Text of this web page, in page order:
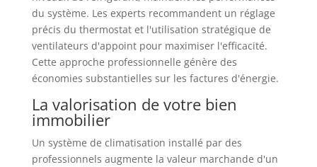
du système. Les experts recommandent un réglage
précis du thermostat et l'utilisation stratégique de
ventilateurs d'appoint pour maximiser l'efficacité.
Cette approche professionnelle génère des
économies substantielles sur les factures d'énergie.
La valorisation de votre bien
immobilier
Un système de climatisation installé par des
professionnels augmente la valeur marchande d'un